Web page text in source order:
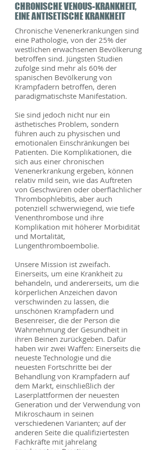
CHRONISCHE VENOUS-KRANKHEIT,
EINE ANTISETISCHE KRANKHEIT
Chronische Venenerkrankungen sind
eine Pathologie, von der 25% der
westlichen erwachsenen Bevölkerung
betroffen sind. Jüngsten Studien
zufolge sind mehr als 60% der
spanischen Bevölkerung von
Krampfadern betroffen, deren
paradigmatischste Manifestation.
Sie sind jedoch nicht nur ein
ästhetisches Problem, sondern
führen auch zu physischen und
emotionalen Einschränkungen bei
Patienten. Die Komplikationen, die
sich aus einer chronischen
Venenerkrankung ergeben, können
relativ mild sein, wie das Auftreten
von Geschwüren oder oberflächlicher
Thrombophlebitis, aber auch
potenziell schwerwiegend, wie tiefe
Venenthrombose und ihre
Komplikation mit höherer Morbidität
und Mortalität,
Lungenthromboembolie.
Unsere Mission ist zweifach.
Einerseits, um eine Krankheit zu
behandeln, und andererseits, um die
körperlichen Anzeichen davon
verschwinden zu lassen, die
unschönen Krampfadern und
Besenreiser, die der Person die
Wahrnehmung der Gesundheit in
ihren Beinen zurückgeben. Dafür
haben wir zwei Waffen: Einerseits die
neueste Technologie und die
neuesten Fortschritte bei der
Behandlung von Krampfadern auf
dem Markt, einschließlich der
Laserplattformen der neuesten
Generation und der Verwendung von
Mikroschaum in seinen
verschiedenen Varianten; auf der
anderen Seite die qualifiziertesten
Fachkräfte mit jahrelang